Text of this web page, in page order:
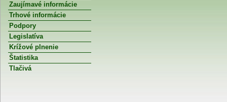
Zaujímavé informácie
Trhové informácie
Podpory
Legislatíva
Krížové plnenie
Štatistika
Tlačivá